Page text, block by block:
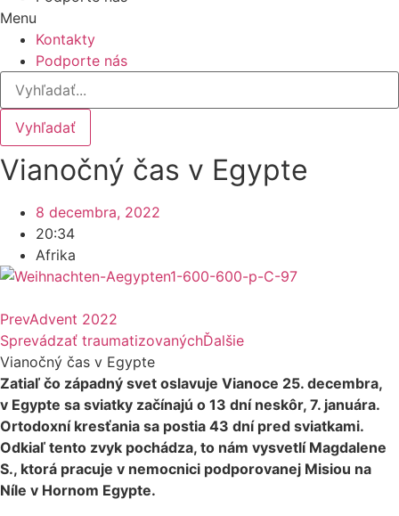
Menu
Kontakty
Podporte nás
Vyhľadať
Vianočný čas v Egypte
8 decembra, 2022
20:34
Afrika
PrevAdvent 2022
Sprevádzať traumatizovanýchĎalšie
Vianočný čas v Egypte
Zatiaľ čo západný svet oslavuje Vianoce 25. decembra,
v Egypte sa sviatky začínajú o 13 dní neskôr, 7. januára.
Ortodoxní kresťania sa postia 43 dní pred sviatkami.
Odkiaľ tento zvyk pochádza, to nám vysvetlí Magdalene
S., ktorá pracuje v nemocnici podporovanej Misiou na
Níle v Hornom Egypte.